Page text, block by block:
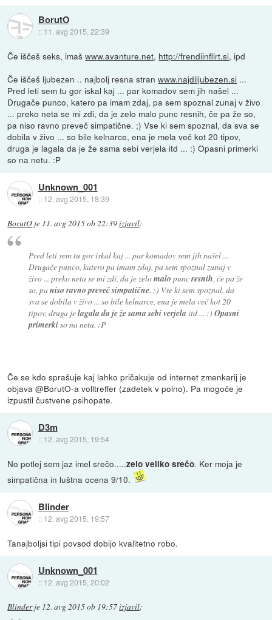
BorutO
:: 11. avg 2015, 22:39
Če iščeš seks, imašwww.avanture.net, http://frendiinflirt.si, ipd
Če iščeš ljubezen .. najbolj resna stranwww.najdiljubezen.si ...
Pred leti sem tu gor iskal kaj ... par komadov sem jih našel ...
Drugače punco, katero pa imam zdaj, pa sem spoznal zunaj v živo
... preko neta se mi zdi, da je zelo malo punc resnih, če pa že so,
pa niso ravno preveč simpatične. ;) Vse ki sem spoznal, da sva se
dobila v živo ... so bile kelnarce, ena je mela več kot 20 tipov,
druga je lagala da je že sama sebi verjela itd ... :) Opasni primerki
so na netu. :P
Unknown_001
:: 12. avg 2015, 18:39
BorutO je 11. avg 2015 ob 22:39izjavil:
Pred leti sem tu gor iskal kaj ... par komadov sem jih našel ...
Drugače punco, katero pa imam zdaj, pa sem spoznal zunaj v
živo ... preko neta se mi zdi, da je zelomalo puncresnih , če pa že
so, paniso ravno preveč simpatične. ;) Vse ki sem spoznal, da
sva se dobila v živo ... so bile kelnarce, ena je mela več kot 20
tipov, druga jelagala da je že sama sebi verjela itd ... :) Opasni
primerkiso na netu. :P
Če se kdo sprašuje kaj lahko pričakuje od internet zmenkarij je
objava @BorutO-a volltreffer (zadetek v polno). Pa mogoče je
izpustil čustvene psihopate.
D3m
:: 12. avg 2015, 19:54
No potlej sem jaz imel srečo.....zelo veliko srečo. Ker moja je
simpatična in luštna ocena 9/10.
Blinder
:: 12. avg 2015, 19:57
Tanajboljsi tipi povsod dobijo kvalitetno robo.
Unknown_001
:: 12. avg 2015, 20:02
Blinderje 12. avg 2015 ob 19:57izjavil: